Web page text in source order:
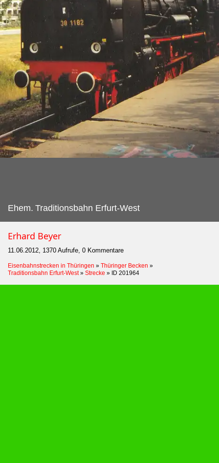
Ehem. Traditionsbahn Erfurt-West
Erhard Beyer
11.06.2012, 1370 Aufrufe, 0 Kommentare
Eisenbahnstrecken in Thüringen » Thüringer Becken »
Traditionsbahn Erfurt-West» Strecke » ID 201964